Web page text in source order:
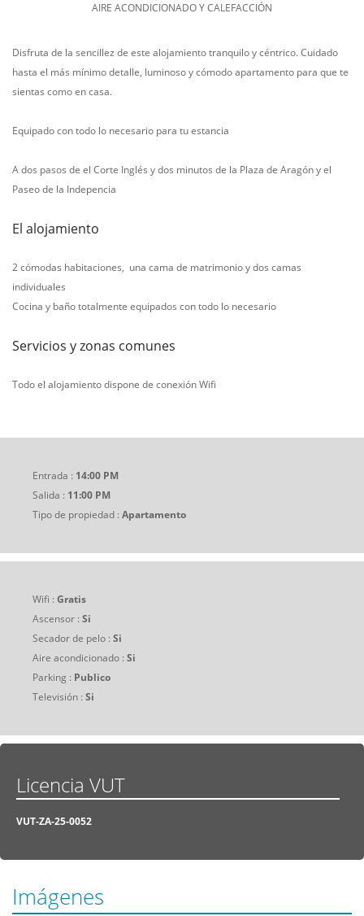
AIRE ACONDICIONADO Y CALEFACCIÓN
Disfruta de la sencillez de este alojamiento tranquilo y céntrico. Cuidado
hasta el más mínimo detalle, luminoso y cómodo apartamento para que te
sientas como en casa.
Equipado con todo lo necesario para tu estancia
A dos pasos de el Corte Inglés y dos minutos de la Plaza de Aragón y el
Paseo de la Indepencia
El alojamiento
2 cómodas habitaciones, una cama de matrimonio y dos camas
individuales
Cocina y baño totalmente equipados con todo lo necesario
Servicios y zonas comunes
Todo el alojamiento dispone de conexión Wifi
Entrada : 14:00 PM
Salida : 11:00 PM
Tipo de propiedad : Apartamento
Wifi : Gratis
Ascensor : Si
Secador de pelo : Si
Aire acondicionado : Si
Parking : Publico
Televisión : Si
Licencia VUT
VUT-ZA-25-0052
Imágenes